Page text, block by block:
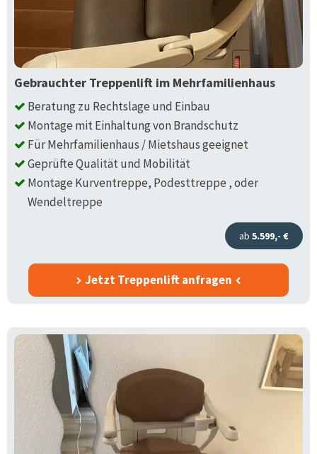
Gebrauchter Treppenlift im Mehrfamilienhaus
Beratung zu Rechtslage und Einbau
Montage mit Einhaltung von Brandschutz
Für Mehrfamilienhaus / Mietshaus geeignet
Geprüfte Qualität und Mobilität
Montage Kurventreppe, Podesttreppe , oder
Wendeltreppe
ab 5.599,- €
Jetzt Treppenlift anfragen